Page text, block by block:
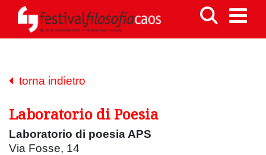
torna indietro
Laboratorio di Poesia
Laboratorio di poesia APS
Via Fosse, 14